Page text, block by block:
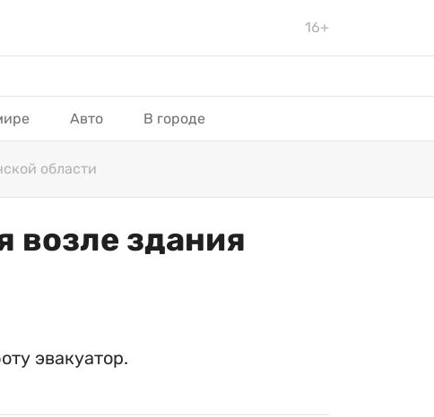
16+
Авто В городе
области
здания
эвакуатор.